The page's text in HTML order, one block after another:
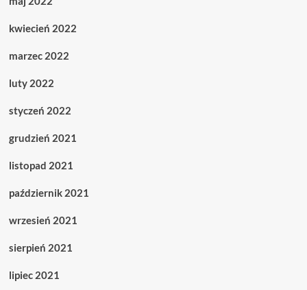
kwiecień 2022
marzec 2022
luty 2022
styczeń 2022
grudzień 2021
listopad 2021
październik 2021
wrzesień 2021
sierpień 2021
lipiec 2021